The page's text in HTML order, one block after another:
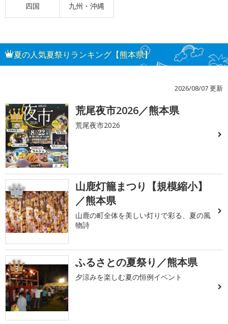
四国 九州・沖縄
夏の人気夏祭りランキング【熊本県】
2026/08/07 更新
1 荒尾夜市2026／熊本県
荒尾夜市2026
2
山鹿灯籠まつり【規模縮小】
／熊本県
山鹿の町全体を美しい灯りで彩る、夏の風
物詩
3 ふるさとの夏祭り／熊本県
夕涼みを楽しむ夏の恒例イベント